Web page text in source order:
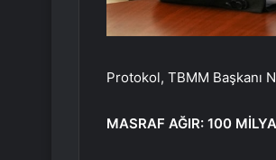
Protokol, TBMM Başkanı
MASRAF AĞIR: 100